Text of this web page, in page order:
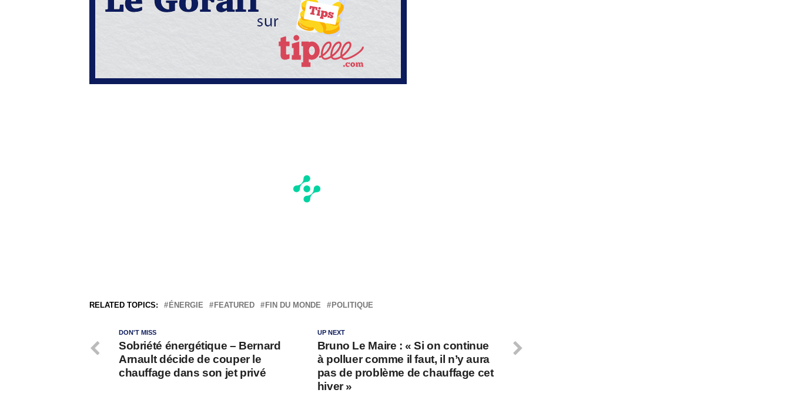
RELATED TOPICS: ÉNERGIE FEATURED FIN DU MONDE POLITIQUE
UP NEXT
Bruno Le Maire : « Si on continue
à polluer comme il faut, il n’y aura
pas de problème de chauffage cet
hiver »
DON'T MISS
Sobriété énergétique – Bernard
Arnault décide de couper le
chauffage dans son jet privé